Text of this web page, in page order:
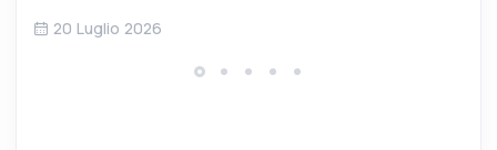
20 Luglio 2026